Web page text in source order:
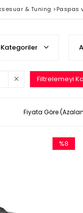
& Tuning >Paspas
Kategoriler
Filtrelemeyi
Fiyata Göre
%8